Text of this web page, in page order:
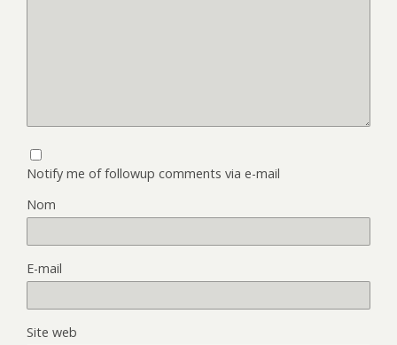
Notify me of followup comments via e-mail
Nom
E-mail
Site web